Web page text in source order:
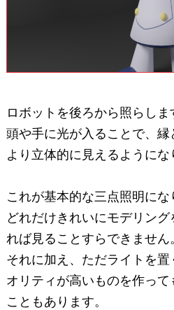
ロボットを後ろから照らしま
頭や手に光が入ることで、縁
より立体的に見えるようにな
これが基本的な三点照明にな
どれだけきれいにモデリン
れば見ることすらできません
それに加え、ただライトを
オリティが高いものを作って
こともあります。